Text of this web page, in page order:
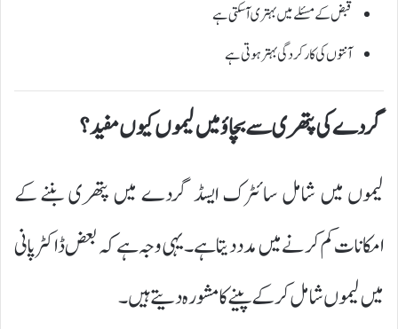
قبض کے مسئلے میں بہتری آ سکتی ہے
آنتوں کی کارکردگی بہتر ہوتی ہے
گردے کی پتھری سے بچاؤ میں لیموں کیوں مفید؟
لیموں میں شامل سائٹرک ایسڈ گردے میں پتھری بننے کے
امکانات کم کرنے میں مدد دیتا ہے۔ یہی وجہ ہے کہ بعض ڈاکٹر پانی
میں لیموں شامل کر کے پینے کا مشورہ دیتے ہیں۔